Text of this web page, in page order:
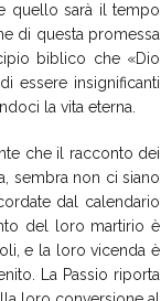
quello sarà il tempo
di questa promessa
biblico che «Dio
essere insignificanti
la vita eterna.
che il racconto dei
sembra non ci siano
dal calendario
del loro martirio è
e la loro vicenda è
La Passio riporta